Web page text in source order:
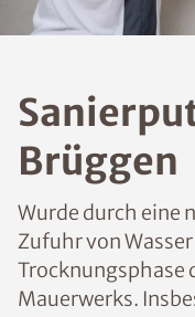
Brüggen
Wurde durch eine
Zufuhr von
Trocknungsphase
Mauerwerks.